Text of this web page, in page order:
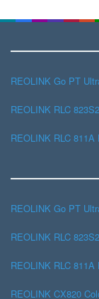
REOLINK Go PT
REOLINK RLC
REOLINK RLC 811A
REOLINK Go PT
REOLINK RLC
REOLINK RLC 811A
REOLINK CX820